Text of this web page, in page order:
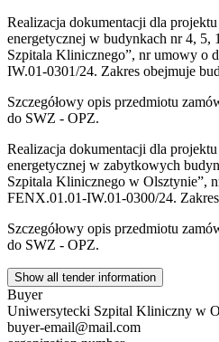
Realizacja dokumentacji dla
energetycznej w budynkach nr 4, 5,
Szpitala Klinicznego”, nr umowy o
IW.01-0301/24. Zakres obejmuje
Szczegółowy opis przedmiotu
do SWZ - OPZ.
Realizacja dokumentacji dla
energetycznej w zabytkowych
Szpitala Klinicznego w Olsztynie”,
FENX.01.01-IW.01-0300/24.
Szczegółowy opis przedmiotu
do SWZ - OPZ.
Show all tender information
Buyer
Uniwersytecki Szpital Kliniczny w
buyer-email@mail.com